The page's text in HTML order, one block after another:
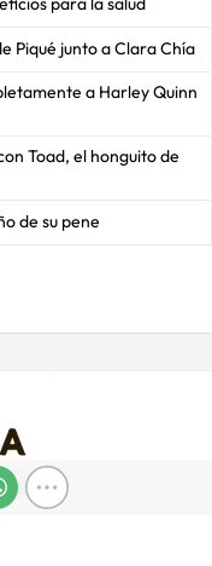
Piqué junto a Clara Chía
a Harley Quinn
Toad, el honguito de
de su pene